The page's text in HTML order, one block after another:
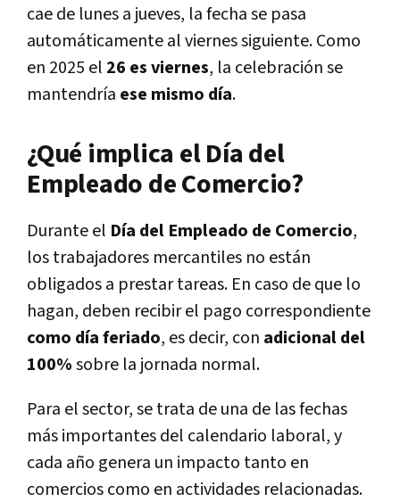
cae de lunes a jueves, la fecha se pasa
automáticamente al viernes siguiente. Como
en 2025 el 26 es viernes, la celebración se
mantendría ese mismo día.
¿Qué implica el Día del
Empleado de Comercio?
Durante el Día del Empleado de Comercio,
los trabajadores mercantiles no están
obligados a prestar tareas. En caso de que lo
hagan, deben recibir el pago correspondiente
como día feriado, es decir, con adicional del
100%sobre la jornada normal.
Para el sector, se trata de una de las fechas
más importantes del calendario laboral, y
cada año genera un impacto tanto en
comercios como en actividades relacionadas.